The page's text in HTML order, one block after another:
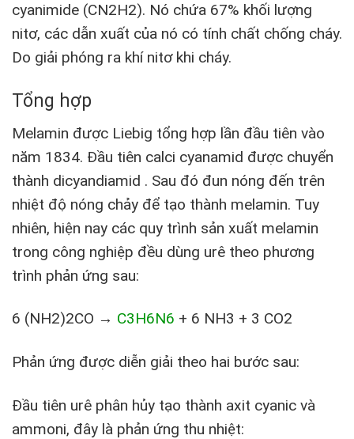
cyanimide (CN2H2). Nó chứa 67% khối lượng
nitơ, các dẫn xuất của nó có tính chất chống cháy.
Do giải phóng ra khí nitơ khi cháy.
Tổng hợp
Melamin được Liebig tổng hợp lần đầu tiên vào
năm 1834. Đầu tiên calci cyanamid được chuyển
thành dicyandiamid . Sau đó đun nóng đến trên
nhiệt độ nóng chảy để tạo thành melamin. Tuy
nhiên, hiện nay các quy trình sản xuất melamin
trong công nghiệp đều dùng urê theo phương
trình phản ứng sau:
6 (NH2)2CO → C3H6N6 + 6 NH3 + 3 CO2
Phản ứng được diễn giải theo hai bước sau:
Đầu tiên urê phân hủy tạo thành axit cyanic và
ammoni, đây là phản ứng thu nhiệt: